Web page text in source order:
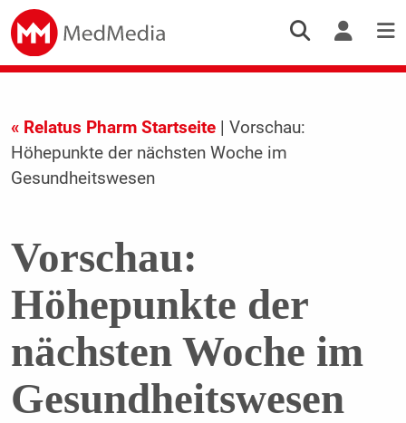
« Relatus Pharm Startseite| Vorschau:
Höhepunkte der nächsten Woche im
Gesundheitswesen
Vorschau:
Höhepunkte der
nächsten Woche im
Gesundheitswesen